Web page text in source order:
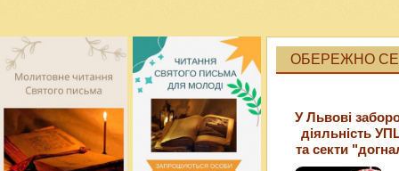
ОБЕРЕЖНО
У Львові
діяльність
та секти